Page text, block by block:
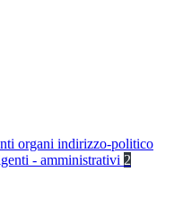
organi indirizzo-politico
- amministrativi 2